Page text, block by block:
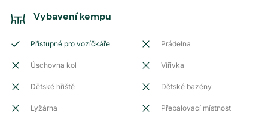
Vybavení kempu
Přístupné pro vozíčkáře Prádelna
Úschovna kol Vířivka
Dětské hřiště Dětské bazény
Lyžárna Přebalovací místnost